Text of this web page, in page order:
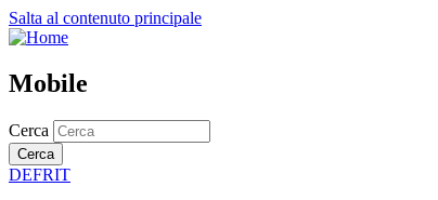
Salta al contenuto principale
Mobile
Cerca
Cerca
DEFRIT